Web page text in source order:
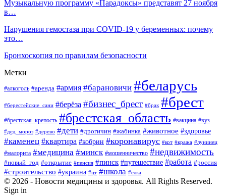
Музыкальную программу «Парадоксы» представят 27 ноября
в…
Нарушения гемостаза при COVID-19 у беременных: почему
это…
Бронхоскопия по правилам безопасности
Метки
#алкоголь #аренда #армия #барановичи #беларусь
#берестейские_сани #берёза #бизнес_брест #брак #брест
#брестская_крепость #брестская_область #вакцина #вуз
#дед_мороз #дерево #дети #дрогичин #жабинка #животное #здоровье
#каменец #квартира #кобрин #коронавирус #кот #кража #лунинец
#малорита #медицина #минск #мошенничество #недвижимость
#новый_год #открытие #пенсия #пинск #путешествие #работа #россия
#строительство #украина #цт #школа #ёлка
© 2026 - Новости медицины и здоровья. All Rights Reserved.
Sign in